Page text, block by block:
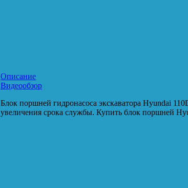
Описание
Видеообзор
Блок поршней гидронасоса экскаватора Hyundai
увеличения срока службы. Купить блок поршней